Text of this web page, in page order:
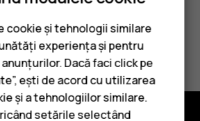
uri
aceste informații?
cookie și tehnologii similare
experiența și pentru
Dacă faci click pe
ești de acord cu utilizarea
și a tehnologiilor similare.
setările selectând